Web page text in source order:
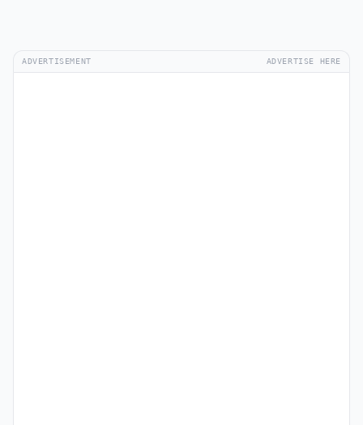
ADVERTISEMENT ADVERTISE HERE